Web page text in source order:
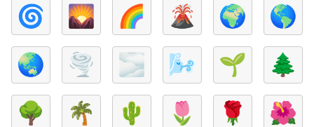
🌀 🌄 🌈 🌋 🌍
🌎
🌏
🌪️ 🌫️ 🌬️ 🌱
🌲
🌳
🌴 🌵 🌷 🌹
🌺